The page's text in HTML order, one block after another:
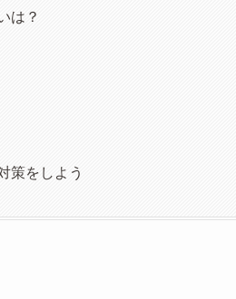
は？
策をしよう